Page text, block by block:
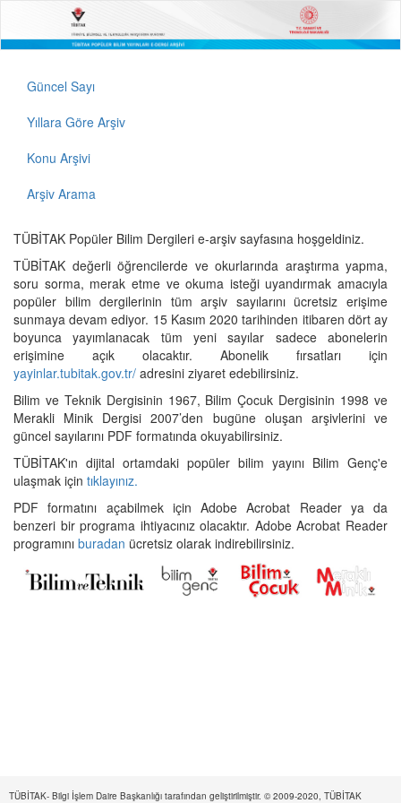
Güncel Sayı
Yıllara Göre Arşiv
Konu Arşivi
Arşiv Arama
TÜBİTAK Popüler Bilim Dergileri e-arşiv sayfasına hoşgeldiniz.
TÜBİTAK değerli öğrencilerde ve okurlarında araştırma yapma,
soru sorma, merak etme ve okuma isteği uyandırmak amacıyla
popüler bilim dergilerinin tüm arşiv sayılarını ücretsiz erişime
sunmaya devam ediyor. 15 Kasım 2020 tarihinden itibaren dört ay
boyunca yayımlanacak tüm yeni sayılar sadece abonelerin
erişimine açık olacaktır. Abonelik fırsatları için
yayinlar.tubitak.gov.tr/ adresini ziyaret edebilirsiniz.
Bilim ve Teknik Dergisinin 1967, Bilim Çocuk Dergisinin 1998 ve
Merakli Minik Dergisi 2007’den bugüne oluşan arşivlerini ve
güncel sayılarını PDF formatında okuyabilirsiniz.
TÜBİTAK'ın dijital ortamdaki popüler bilim yayını Bilim Genç'e
ulaşmak için tıklayınız.
PDF formatını açabilmek için Adobe Acrobat Reader ya da
benzeri bir programa ihtiyacınız olacaktır. Adobe Acrobat Reader
programını buradan ücretsiz olarak indirebilirsiniz.
TÜBİTAK- Bilgi İşlem Daire Başkanlığı tarafından geliştirilmiştir. © 2009-2020, TÜBİTAK